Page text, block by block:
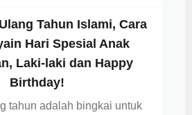
Tahun Islami, Cara
Hari Spesial Anak
Laki-laki dan Happy
Birthday!
tahun adalah bingkai untuk